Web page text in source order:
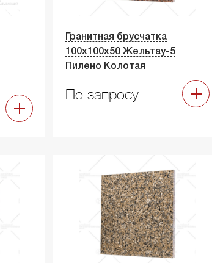
Гранитная брусчатка
100х100х50 Жельтау-5
Пилено Колотая
По запросу